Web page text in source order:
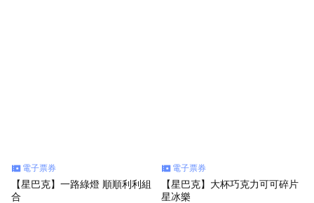
電子票券
【星巴克】一路綠燈 順順利利組
合
電子票券
【星巴克】大杯巧克力可可碎片
星冰樂